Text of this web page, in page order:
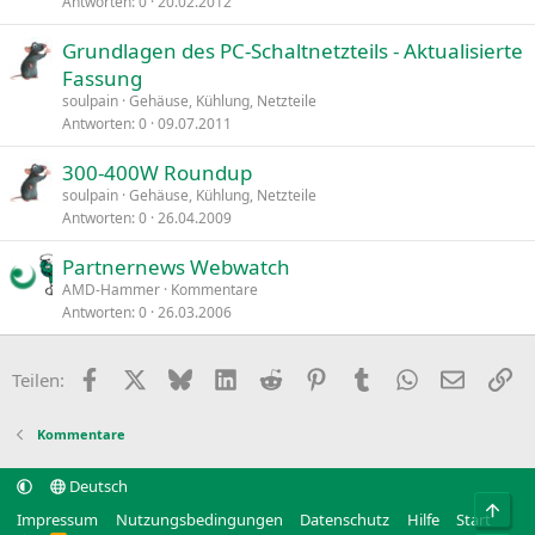
Grundlagen des PC-Schaltnetzteils - Aktualisierte
Fassung
soulpain Gehäuse, Kühlung, Netzteile
Antworten 0 09.07.2011
300-400W Roundup
soulpain Gehäuse, Kühlung, Netzteile
Antworten 0 26.04.2009
Partnernews Webwatch
AMD-Hammer Kommentare
Antworten 0 26.03.2006
Teilen: Facebook BlueskyLinkedIn
Reddit PinterestTumblr WhatsApp
E-Mail
Kommentare
Deutsch
Impressum
Nutzungsbedingungen Datenschutz Hilfe Start